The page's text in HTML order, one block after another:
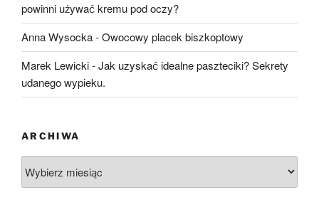
powinni używać kremu pod oczy?
Anna Wysocka-Owocowy placek biszkoptowy
Marek Lewicki-Jak uzyskać idealne paszteciki? Sekrety
udanego wypieku.
ARCHIWA